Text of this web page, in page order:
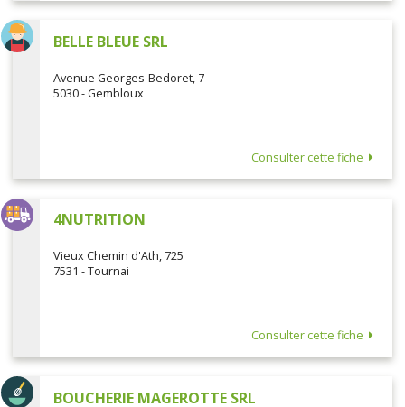
BELLE BLEUE SRL
Avenue Georges-Bedoret, 7
5030 - Gembloux
Consulter cette fiche
4NUTRITION
Vieux Chemin d'Ath, 725
7531 - Tournai
Consulter cette fiche
BOUCHERIE MAGEROTTE SRL